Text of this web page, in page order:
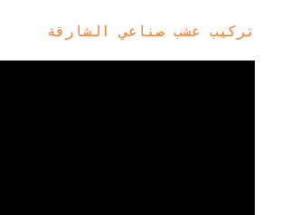
تركيب عشب صناعي الشارقة